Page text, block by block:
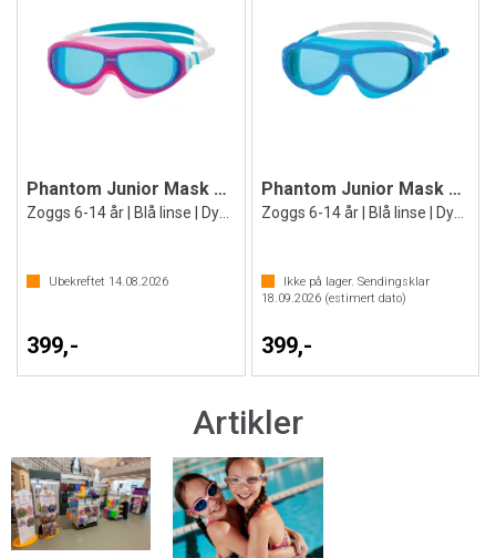
Phantom Junior Mask Svømmebrille
Ubekreftet 14.08.2026
399,-
Phantom Junior Mask Svømmebrille
Zoggs 6-14 år | Blå linse | Dykkermaske
Ikke på lager. Sendingsklar
18.09.2026(estimert dato)
399,-
Artikler